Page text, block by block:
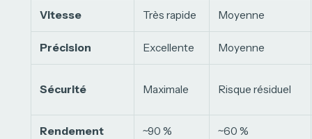
Vitesse Très rapide Moyenne
Précision Excellente Moyenne
Sécurité Maximale Risque résiduel
Rendement ~90 % ~60 %